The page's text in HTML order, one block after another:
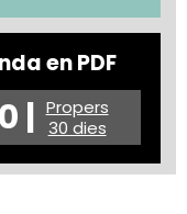
en PDF
| Propers
30 dies